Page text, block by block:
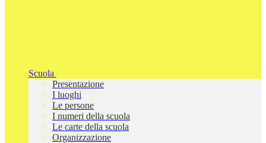
Scuola
Presentazione
I luoghi
Le persone
I numeri della scuola
Le carte della scuola
Organizzazione